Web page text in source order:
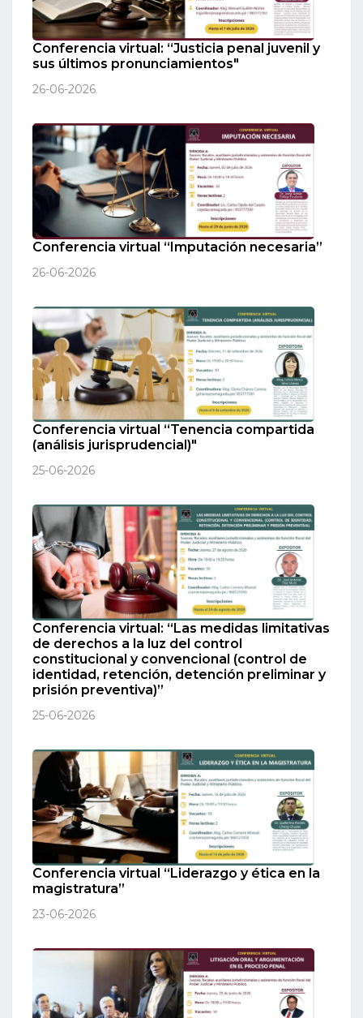
Conferencia virtual: “Justicia penal juvenil y
sus últimos pronunciamientos"
26-06-2026
Conferencia virtual “Imputación necesaria”
26-06-2026
Conferencia virtual “Tenencia compartida
(análisis jurisprudencial)"
25-06-2026
Conferencia virtual: “Las medidas limitativas
de derechos a la luz del control
constitucional y convencional (control de
identidad, retención, detención preliminar y
prisión preventiva)”
25-06-2026
Conferencia virtual “Liderazgo y ética en la
magistratura”
23-06-2026